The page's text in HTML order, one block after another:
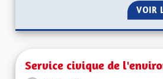
VOIR
Service civique de